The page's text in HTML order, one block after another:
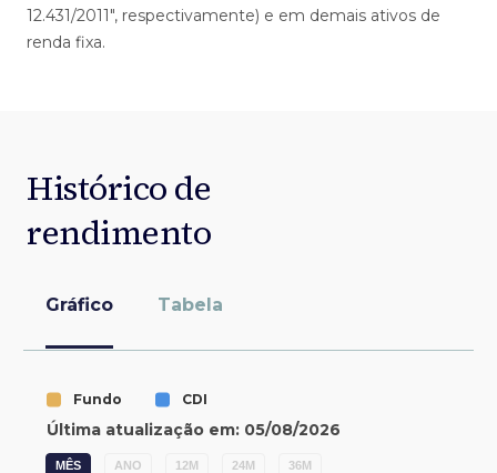
12.431/2011", respectivamente) e em demais ativos de
renda fixa.
Histórico de
rendimento
Gráfico Tabela
MÊS ANO 12M 24M 36M